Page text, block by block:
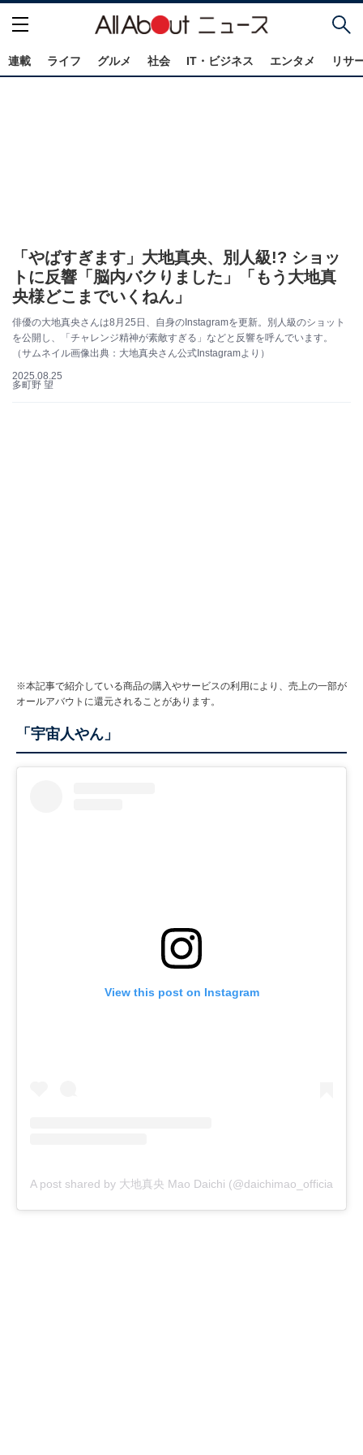
連載 ライフ グルメ 社会 IT・ビジネス エンタメ リサ
「やばすぎます」大地真央、別人級!? ショッ
トに反響「脳内バクりました」「もう大地真
央様どこまでいくねん」
俳優の大地真央さんは8月25日、自身のInstagramを更新。別人級のショット
を公開し、「チャレンジ精神が素敵すぎる」などと反響を呼んでいます。
（サムネイル画像出典：大地真央さん公式Instagramより）
2025.08.25
多町野 望
※本記事で紹介している商品の購入やサービスの利用により、売上の一部が
オールアバウトに還元されることがあります。
「宇宙人やん」
View this post on Instagram
A post shared by 大地真央 Mao Daichi (@daichimao_official)